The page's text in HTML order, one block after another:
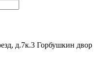
д.7к.3 Горбушкин двор